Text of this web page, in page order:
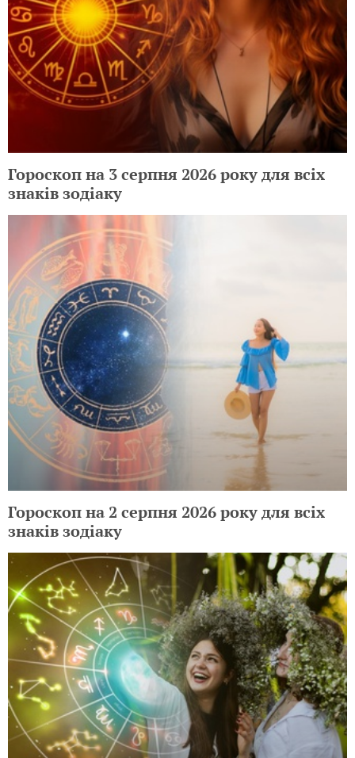
Гороскоп на 3 серпня 2026 року для всіх
знаків зодіаку
Гороскоп на 2 серпня 2026 року для всіх
знаків зодіаку